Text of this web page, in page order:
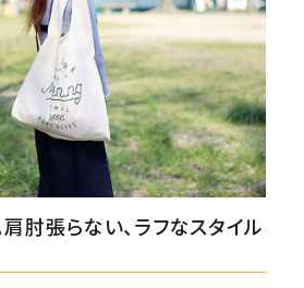
肩肘張らない、ラフなスタイル